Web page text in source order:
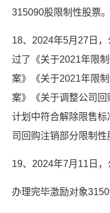
315090股限制性股票。
18、2024年5月27日
过了《关于2021年限
案》《关于2021年限
案》《关于调整公司
计划中符合解除限售
司回购注销部分限制性
19、2024年7月11日
办理完毕激励对象